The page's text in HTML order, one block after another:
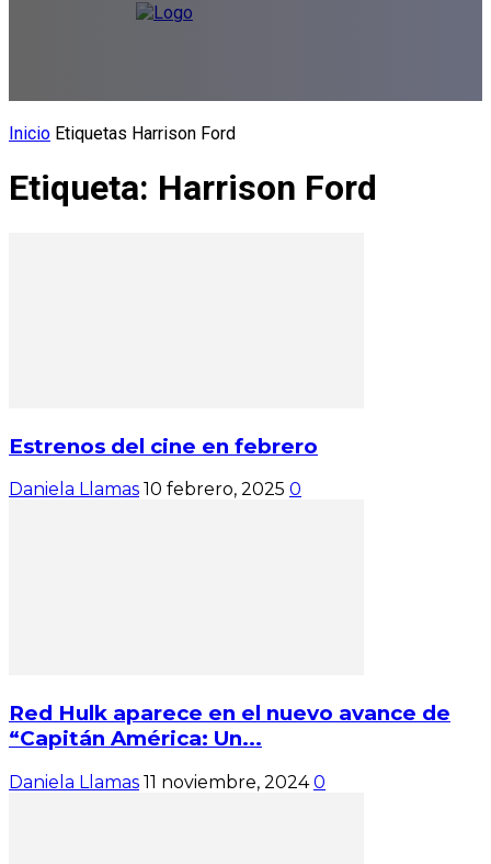
Inicio Etiquetas Harrison Ford
Etiqueta: Harrison Ford
Estrenos del cine en febrero
Daniela Llamas 10 febrero, 2025 0
Red Hulk aparece en el nuevo avance de
“Capitán América: Un...
Daniela Llamas 11 noviembre, 2024 0